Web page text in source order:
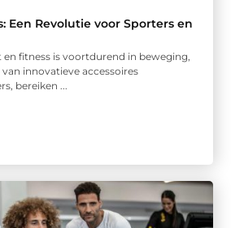
Een Revolutie voor Sporters en
fitness is voortdurend in beweging,
innovatieve accessoires
bereiken ...